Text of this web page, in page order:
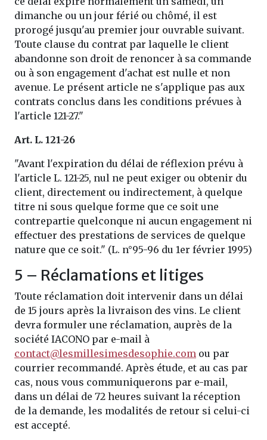
dimanche ou un jour férié ou chômé, il est
prorogé jusqu'au premier jour ouvrable suivant.
Toute clause du contrat par laquelle le client
abandonne son droit de renoncer à sa commande
ou à son engagement d'achat est nulle et non
avenue. Le présent article ne s'applique pas aux
contrats conclus dans les conditions prévues à
l'article 121-27."
Art. L. 121-26
"Avant l'expiration du délai de réflexion prévu à
l'article L. 121-25, nul ne peut exiger ou obtenir du
client, directement ou indirectement, à quelque
titre ni sous quelque forme que ce soit une
contrepartie quelconque ni aucun engagement ni
effectuer des prestations de services de quelque
nature que ce soit." (L. n°95-96 du 1er février 1995)
5 – Réclamations et litiges
Toute réclamation doit intervenir dans un délai
de 15 jours après la livraison des vins. Le client
devra formuler une réclamation, auprès de la
société IACONO par e-mail à
contact@lesmillesimesdesophie.com ou par
courrier recommandé. Après étude, et au cas par
cas, nous vous communiquerons par e-mail,
dans un délai de 72 heures suivant la réception
de la demande, les modalités de retour si celui-ci
est accepté.